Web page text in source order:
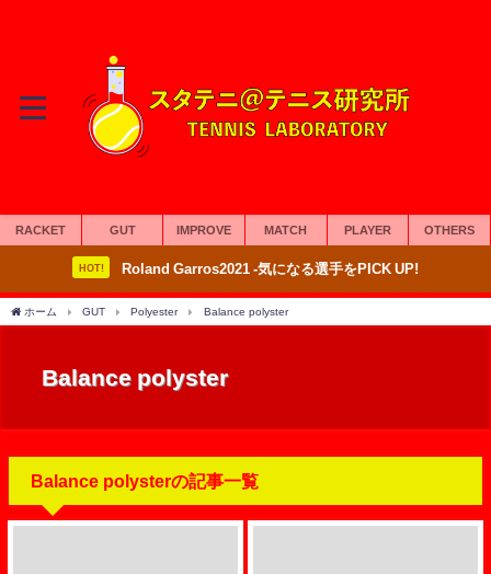
RACKET GUT IMPROVE MATCH PLAYER OTHERS
HOT! Roland Garros2021 -気になる選手をPICK UP!
ホーム GUT Polyester Balance polyster
Balance polyster
Balance polysterの記事一覧